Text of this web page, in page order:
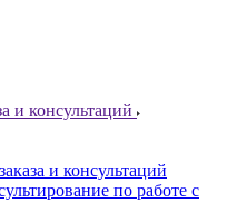
и консультаций
и консультаций
по работе с